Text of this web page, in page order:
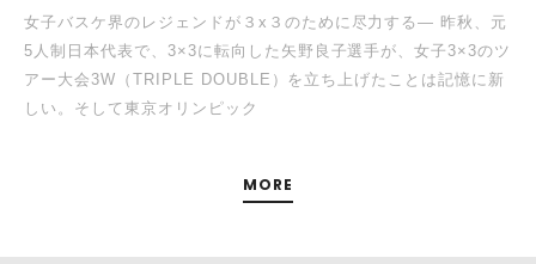
女子バスケ界のレジェンドが３x３のために尽力する― 昨秋、元
5人制日本代表で、3×3に転向した矢野良子選手が、女子3×3のツ
アー大会3W（TRIPLE DOUBLE）を立ち上げたことは記憶に新
しい。そして東京オリンピック
MORE